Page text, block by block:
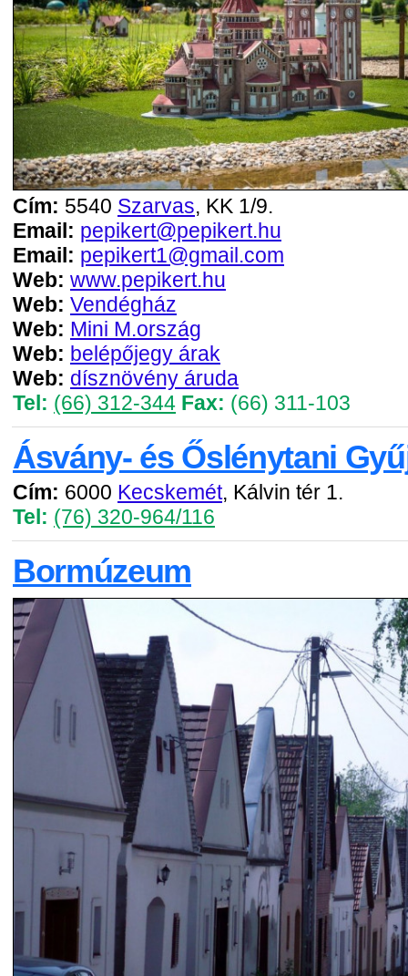
Cím: 5540 Szarvas, KK 1/9.
Email: pepikert@pepikert.hu
Email: pepikert1@gmail.com
Web: www.pepikert.hu
Web: Vendégház
Web: Mini M.ország
Web: belépőjegy árak
Web: dísznövény áruda
Tel: (66) 312-344 Fax: (66) 311-103
Ásvány- és Őslénytani
Cím: 6000 Kecskemét, Kálvin tér 1.
Tel: (76) 320-964/116
Bormúzeum